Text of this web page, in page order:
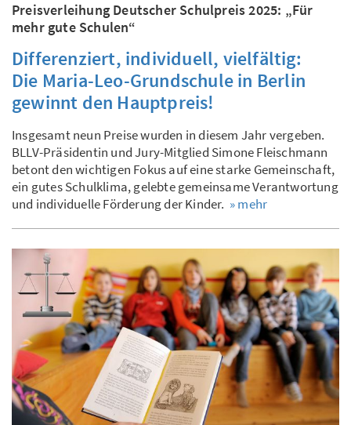
Preisverleihung Deutscher Schulpreis 2025: „Für
mehr gute Schulen“
Differenziert, individuell, vielfältig:
Die Maria-Leo-Grundschule in Berlin
gewinnt den Hauptpreis!
Insgesamt neun Preise wurden in diesem Jahr vergeben.
BLLV-Präsidentin und Jury-Mitglied Simone Fleischmann
betont den wichtigen Fokus auf eine starke Gemeinschaft,
ein gutes Schulklima, gelebte gemeinsame Verantwortung
und individuelle Förderung der Kinder. » mehr